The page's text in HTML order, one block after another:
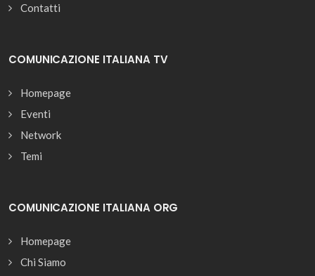
Contatti
COMUNICAZIONE ITALIANA TV
Homepage
Eventi
Network
Temi
COMUNICAZIONE ITALIANA ORG
Homepage
Chi Siamo